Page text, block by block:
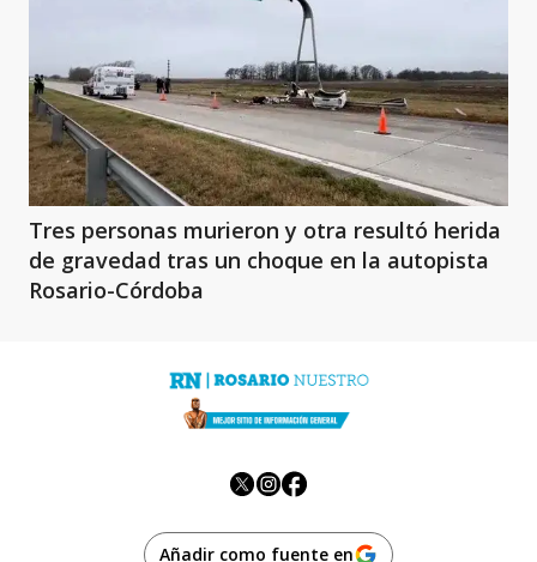
Tres personas murieron y otra resultó herida
de gravedad tras un choque en la autopista
Rosario-Córdoba
Añadir como fuente en